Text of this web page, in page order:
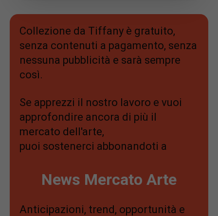
Collezione da Tiffany è gratuito,
senza contenuti a pagamento, senza
nessuna pubblicità e sarà sempre
così.
Se apprezzi il nostro lavoro e vuoi
approfondire ancora di più il
mercato dell'arte,
puoi sostenerci abbonandoti a
News Mercato Arte
Anticipazioni, trend, opportunità e